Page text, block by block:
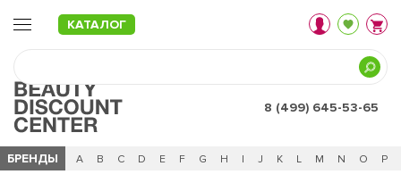
КАТАЛОГ
8 (499) 645-53-65
БРЕНДЫ
Ч 0 - 9 A B C D E F G H I J K L M N O P